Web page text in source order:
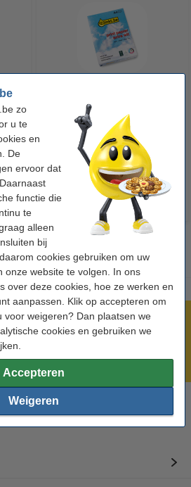
zo
u te
en
De
ervoor dat
functie die
te
alleen
bij
cookies gebruiken om uw
onze website te volgen. In ons
over deze cookies, hoe ze werken en
aanpassen. Klik op accepteren om
voor weigeren? Dan plaatsen we
cookies en gebruiken we
Accepteren
Weigeren
123inkt kopieerpapier 1 pak van
500 vellen A4 - 80 g/m²
€ 7,25 Incl. 21% btw
morgen in huis!
Bel ons op +32 (0)9 39 64 123
van 8.30 tot 17 uur